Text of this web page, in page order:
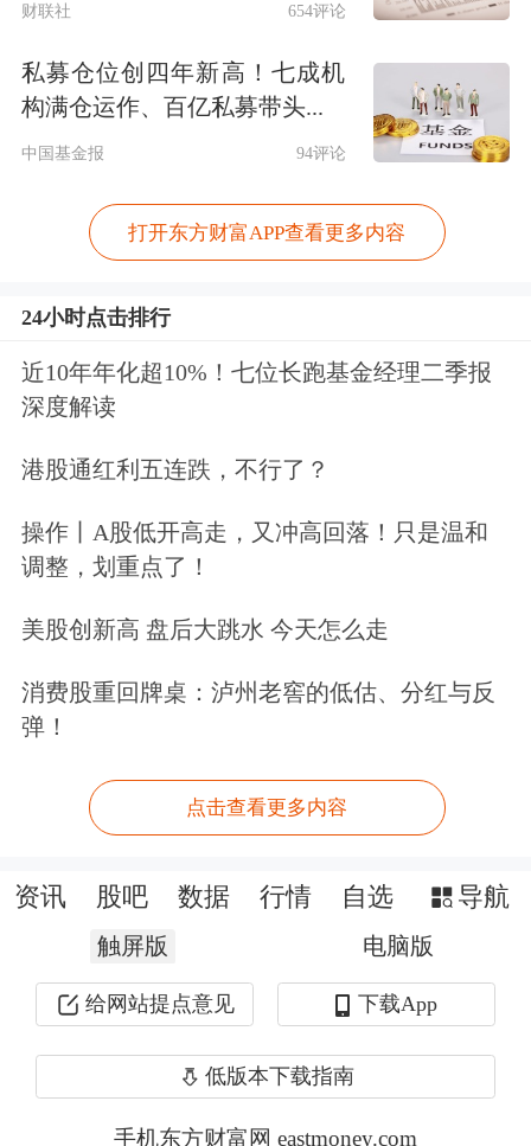
的重要渠道，在三季度展现了强劲的势
头。
科技板块获北向资金显著加仓
从行业来看， 2025年三季度末获北向
资金持股市值增长的行业共计17个，占
全部行业数量比重超过五成。
合、电子、电力设备、有色金属 、通
信 、
值环比增长均超过40%。
财联社 654评论
私募仓位创四年新高！七成机
构满仓运作、百亿私募带头...
中国基金报 94评论
打开东方财富APP查看更多内容
24小时点击排行
近10年年化超10%！七位长跑基金经理二季报
深度解读
港股通红利五连跌，不行了？
操作丨A股低开高走，又冲高回落！只是温和
调整，划重点了！
美股创新高 盘后大跳水 今天怎么走
消费股重回牌桌：泸州老窖的低估、分红与反
弹！
点击查看更多内容
资讯 股吧 数据 行情 自选 导航
触屏版 电脑版
给网站提点意见 下载App
低版本下载指南
手机东方财富网 eastmoney.com